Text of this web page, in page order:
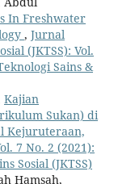
In Freshwater
, Jurnal
(JKTSS): Vol.
Sains &
Kajian
Sukan) di
Kejuruteraan,
7 No. 2 (2021):
Sosial (JKTSS)
Hamsah,